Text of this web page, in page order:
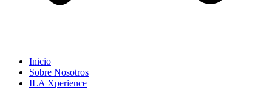
Inicio
Sobre Nosotros
ILA Xperience